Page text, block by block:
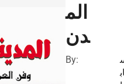
الم
دن
By: